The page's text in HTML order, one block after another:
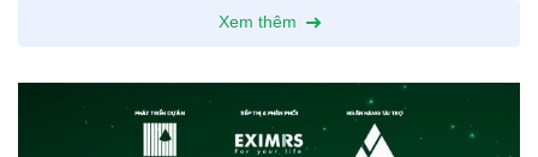
Xem thêm